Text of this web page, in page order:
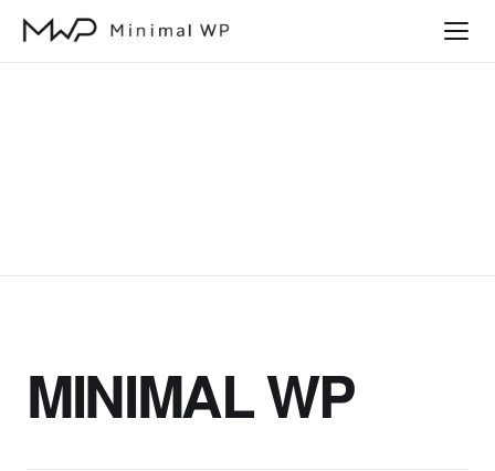
MINIMAL WP